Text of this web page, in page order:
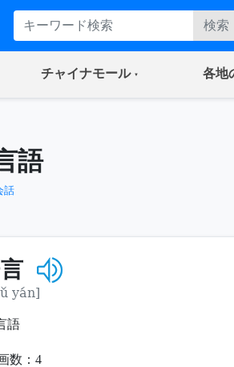
検索
チャイナモール(current) 各地
語
話
yán]
語
数： 4